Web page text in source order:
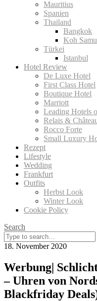
Mauritius
Spanien
Thailand
Bangkok
Koh
Türkei
Istanbul
Hotel Review
De Luxe Hotel
First Class Hotel
Boutique Hotel
Marriott
Leading Hotels
Relais &
Rocco Forte
Small Luxury
Rezept
Lifestyle
Wedding
Frankfurt
Outfits
Herbst Look
Winter Look
Cookie Policy
Search
Search
for:
18. November 2020
Werbung|
– Uhren von
Blackfriday